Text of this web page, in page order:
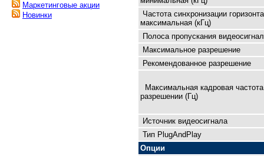
Маркетинговые акции
Новинки
Частота синхронизации
максимальная (кГц)
Полоса пропускания
Максимальное разрешение
Рекомендованное разрешение
Максимальная кадровая
разрешении (Гц)
Источник видеосигнала
Тип PlugAndPlay
Опции